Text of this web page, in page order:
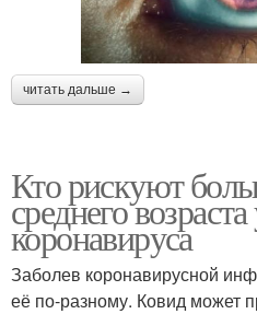
читать дальше →
Кто рискуют
среднего
коронавируса
Заболев коронавирусной
её по-разному. Ковид может